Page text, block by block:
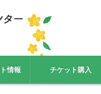
情報 チケット購入